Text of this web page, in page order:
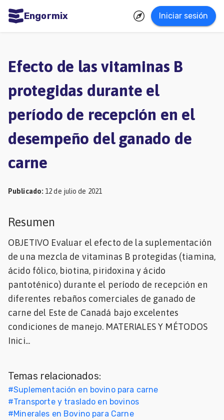
Engormix Iniciar sesión
Agricultura
Balanceados
Avicultura
Ganadería
Porcicultura
Mascotas
Efecto de las vitaminas B
protegidas durante el
período de recepción en el
desempeño del ganado de
carne
Publicado: 12 de julio de 2021
Resumen
OBJETIVO Evaluar el efecto de la suplementación
de una mezcla de vitaminas B protegidas (tiamina,
ácido fólico, biotina, piridoxina y ácido
pantoténico) durante el período de recepción en
diferentes rebaños comerciales de ganado de
carne del Este de Canadá bajo excelentes
condiciones de manejo. MATERIALES Y MÉTODOS
Inici...
Temas relacionados:
#Suplementación en bovino para carne
#Transporte y traslado en bovinos
#Minerales en Bovino para Carne